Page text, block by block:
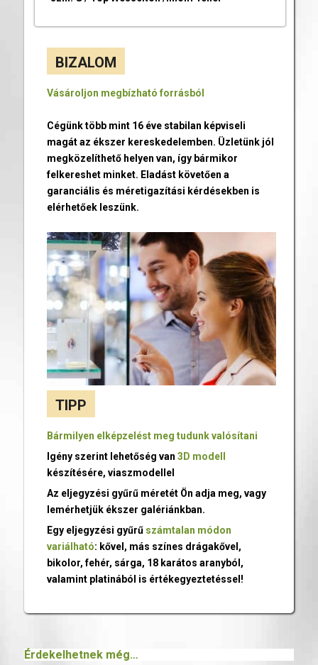
BIZALOM
Vásároljon megbízható forrásból
Cégünk több mint 16 éve stabilan képviseli
magát az ékszer kereskedelemben. Üzletünk jól
megközelíthető helyen van, így bármikor
felkereshet minket. Eladást követően a
garanciális és méretigazítási kérdésekben is
elérhetőek leszünk.
TIPP
Bármilyen elképzelést meg tudunk valósítani
Igény szerint lehetőség van 3D modell
készítésére, viaszmodellel
Az eljegyzési gyűrű méretét Ön adja meg, vagy
lemérhetjük ékszer galériánkban.
Egy eljegyzési gyűrű számtalan módon
variálható: kővel, más színes drágakővel,
bikolor, fehér, sárga, 18 karátos aranyból,
valamint platinából is értékegyeztetéssel!
Érdekelhetnek még…